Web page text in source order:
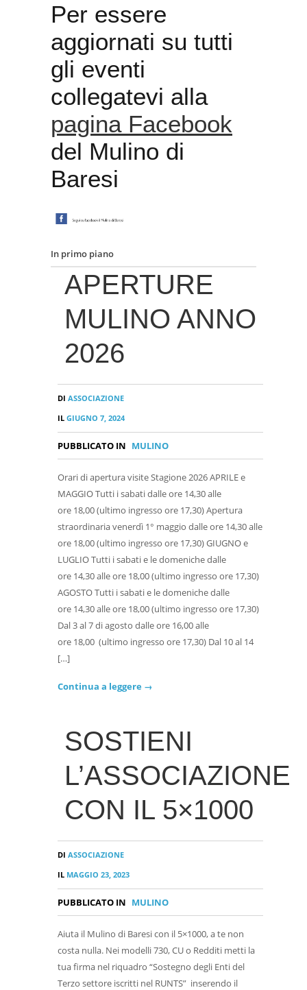
Per essere
aggiornati su tutti
gli eventi
collegatevi alla
pagina Facebook
del Mulino di
Baresi
In primo piano
APERTURE
MULINO ANNO
2026
DI ASSOCIAZIONE
IL GIUGNO 7, 2024
PUBBLICATO IN MULINO
Orari di apertura visite Stagione 2026 APRILE e
MAGGIO Tutti i sabati dalle ore 14,30 alle
ore 18,00 (ultimo ingresso ore 17,30) Apertura
straordinaria venerdì 1° maggio dalle ore 14,30 alle
ore 18,00 (ultimo ingresso ore 17,30) GIUGNO e
LUGLIO Tutti i sabati e le domeniche dalle
ore 14,30 alle ore 18,00 (ultimo ingresso ore 17,30)
AGOSTO Tutti i sabati e le domeniche dalle
ore 14,30 alle ore 18,00 (ultimo ingresso ore 17,30)
Dal 3 al 7 di agosto dalle ore 16,00 alle
ore 18,00 (ultimo ingresso ore 17,30) Dal 10 al 14
[…]
Continua a leggere →
SOSTIENI
L’ASSOCIAZIONE
CON IL 5×1000
DI ASSOCIAZIONE
IL MAGGIO 23, 2023
PUBBLICATO IN MULINO
Aiuta il Mulino di Baresi con il 5×1000, a te non
costa nulla. Nei modelli 730, CU o Redditi metti la
tua firma nel riquadro “Sostegno degli Enti del
Terzo settore iscritti nel RUNTS” inserendo il